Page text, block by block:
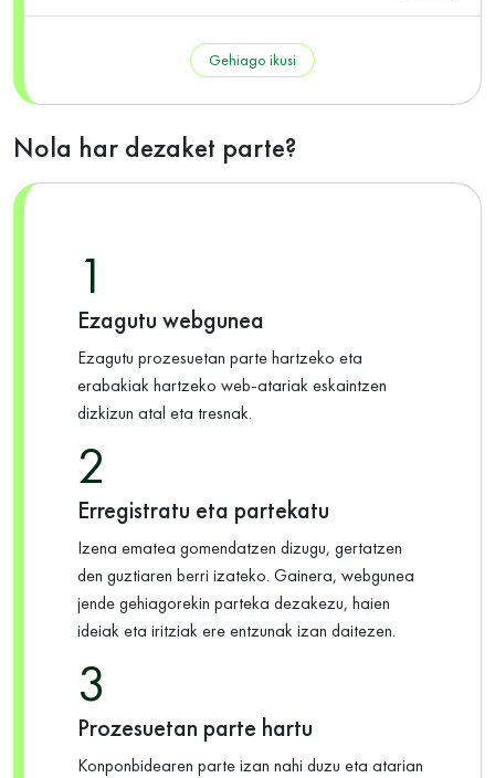
Gehiago ikusi
Nola har dezaket parte?
1
Ezagutu webgunea
Ezagutu prozesuetan parte hartzeko eta
erabakiak hartzeko web-atariak eskaintzen
dizkizun atal eta tresnak.
2
Erregistratu eta partekatu
Izena ematea gomendatzen dizugu, gertatzen
den guztiaren berri izateko. Gainera, webgunea
jende gehiagorekin parteka dezakezu, haien
ideiak eta iritziak ere entzunak izan daitezen.
3
Prozesuetan parte hartu
Konponbidearen parte izan nahi duzu eta atarian